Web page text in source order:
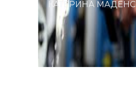
КАТЕРИНА МАДЕНС